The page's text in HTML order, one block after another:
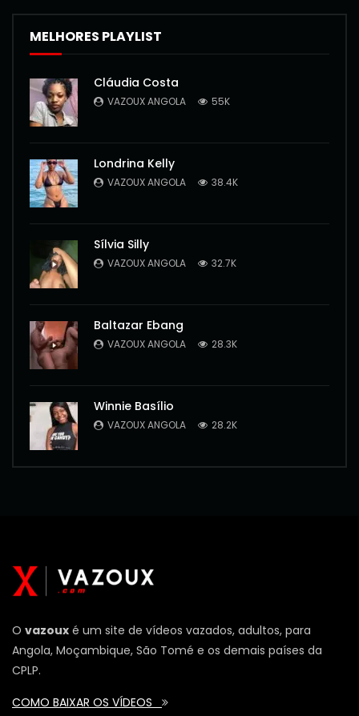
MELHORES PLAYLIST
Cláudia Costa
VAZOUX ANGOLA 55K
Londrina Kelly
VAZOUX ANGOLA 38.4K
Sílvia Silly
VAZOUX ANGOLA 32.7K
Baltazar Ebang
VAZOUX ANGOLA 28.3K
Winnie Basílio
VAZOUX ANGOLA 28.2K
O vazoux é um site de vídeos vazados, adultos, para
Angola, Moçambique, São Tomé e os demais países da
CPLP.
COMO BAIXAR OS VÍDEOS